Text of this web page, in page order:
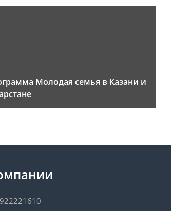
Молодая семья в Казани и